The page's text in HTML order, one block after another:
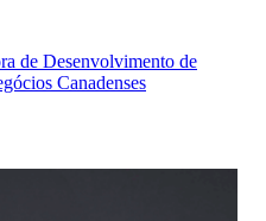
de Desenvolvimento de
Canadenses